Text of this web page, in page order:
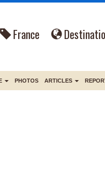
France
PHOTOS ARTICLES